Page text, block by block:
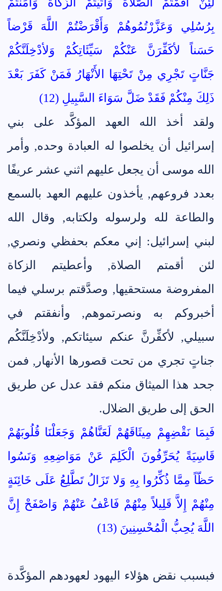
بِرُسُلِي وَعَزَّرْتُمُوهُمْ وَأَقْرَضْتُمْ اللَّهَ قَرْضاً
حَسَناً لأكَفِّرَنَّ عَنْكُمْ سَيِّئَاتِكُمْ وَلأدْخِلَنَّكُمْ
جَنَّاتٍ تَجْرِي مِنْ تَحْتِهَا الأَنْهَارُ فَمَنْ كَفَرَ بَعْدَ
ذَلِكَ مِنْكُمْ فَقَدْ ضَلَّ سَوَاءَ السَّبِيلِ (12)
ولقد أخذ الله العهد المؤكَّد على بني
إسرائيل أن يخلصوا له العبادة وحده, وأمر
الله موسى أن يجعل عليهم اثني عشر عريفًا
بعدد فروعهم, يأخذون عليهم العهد بالسمع
والطاعة لله ولرسوله ولكتابه, وقال الله
لبني إسرائيل: إني معكم بحفظي ونصري,
لئن أقمتم الصلاة, وأعطيتم الزكاة
المفروضة مستحقيها, وصدَّقتم برسلي فيما
أخبروكم به ونصرتموهم, وأنفقتم في
سبيلي, لأكفِّرنَّ عنكم سيئاتكم, ولأدْخِلَنَّكُم
جناتٍ تجري من تحت قصورها الأنهار, فمن
جحد هذا الميثاق منكم فقد عدل عن طريق
الحق إلى طريق الضلال.
فَبِمَا نَقْضِهِمْ مِيثَاقَهُمْ لَعَنَّاهُمْ وَجَعَلْنَا قُلُوبَهُمْ
قَاسِيَةً يُحَرِّفُونَ الْكَلِمَ عَنْ مَوَاضِعِهِ وَنَسُوا
حَظّاً مِمَّا ذُكِّرُوا بِهِ وَلا تَزَالُ تَطَّلِعُ عَلَى خَائِنَةٍ
مِنْهُمْ إِلاَّ قَلِيلاً مِنْهُمْ فَاعْفُ عَنْهُمْ وَاصْفَحْ إِنَّ
اللَّهَ يُحِبُّ الْمُحْسِنِينَ (13)
فبسبب نقض هؤلاء اليهود لعهودهم المؤكَّدة